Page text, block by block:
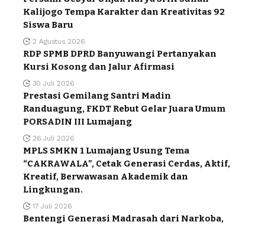
Kalijogo Tempa Karakter dan Kreativitas 92
Siswa Baru
2 Agustus 2026
RDP SPMB DPRD Banyuwangi Pertanyakan
Kursi Kosong dan Jalur Afirmasi
30 Juli 2026
Prestasi Gemilang Santri Madin
Randuagung, FKDT Rebut Gelar Juara Umum
PORSADIN III Lumajang
26 Juli 2026
MPLS SMKN 1 Lumajang Usung Tema
“CAKRAWALA”, Cetak Generasi Cerdas, Aktif,
Kreatif, Berwawasan Akademik dan
Lingkungan.
17 Juli 2026
Bentengi Generasi Madrasah dari Narkoba,